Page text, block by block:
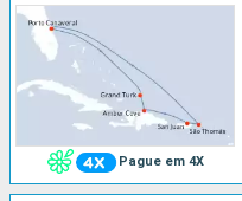
Pague em 4X